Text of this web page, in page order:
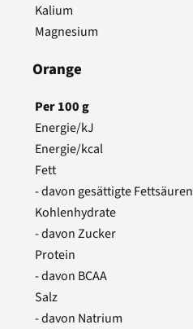
Kalium
Magnesium
Orange
Per100g
Energie/kJ
Energie/kcal
Fett
- davon gesättigte Fettsäuren
Kohlenhydrate
- davon Zucker
Protein
- davon BCAA
Salz
- davon Natrium